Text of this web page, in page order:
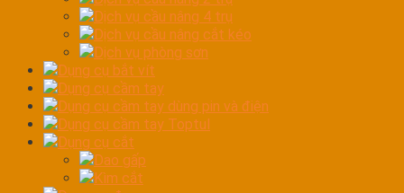
Dịch vụ cầu nâng 4 trụ
Dịch vụ cầu nâng cắt kéo
Dịch vụ phòng sơn
Dụng cụ bắt vít
Dụng cụ cầm tay
Dụng cụ cầm tay dùng pin và điện
Dụng cụ cầm tay Toptul
Dụng cụ cắt
Dao gấp
Kìm cắt